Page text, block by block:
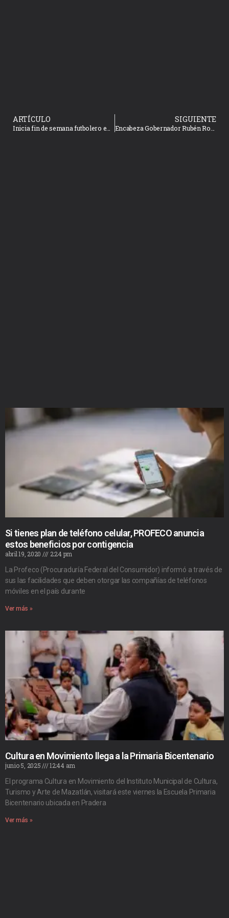
ARTÍCULO SIGUIENTE
Si tienes plan de teléfono celular, PROFECO anuncia
estos beneficios por contigencia
abril 19, 2020
2:24 pm
La Profeco (Procuraduría Federal del Consumidor) informó a través de
sus las facilidades que deben otorgar las compañías de teléfonos
móviles en el país durante
Ver más »
Cultura en Movimiento llega a la Primaria Bicentenario
junio 5, 2025
12:44 am
El programa Cultura en Movimiento del Instituto Municipal de Cultura,
Turismo y Arte de Mazatlán, visitará este viernes la Escuela Primaria
Bicentenario ubicada en Pradera
Ver más »